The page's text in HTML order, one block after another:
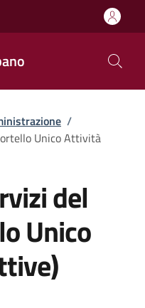
/
Unico Attività
del
Unico